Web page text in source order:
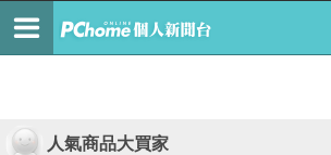
人氣商品大買家